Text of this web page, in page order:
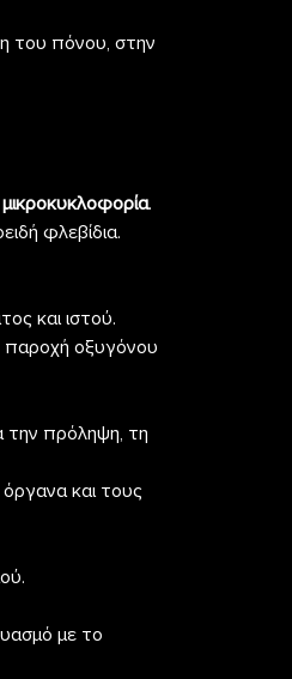
του πόνου, στην
.
φλεβίδια.
και ιστού.
παροχή οξυγόνου
την πρόληψη, τη
και τους
με το